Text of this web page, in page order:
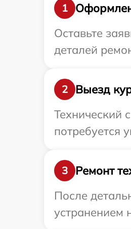
1
Оставьте
деталей
2
Выезд
Технический
потребуется
3
Ремонт
После
устранением